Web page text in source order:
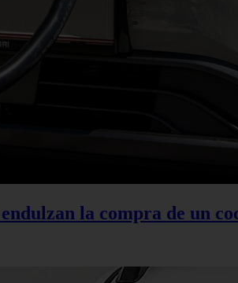
la compra de un